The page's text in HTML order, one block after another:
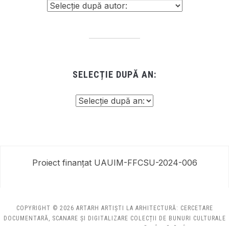
SELECȚIE DUPĂ AN:
Proiect finanțat UAUIM-FFCSU-2024-006
COPYRIGHT © 2026 ARTARH ARTIȘTI LA ARHITECTURĂ: CERCETARE
DOCUMENTARĂ, SCANARE ȘI DIGITALIZARE COLECȚII DE BUNURI CULTURALE